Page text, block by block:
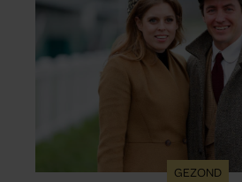
GEZOND